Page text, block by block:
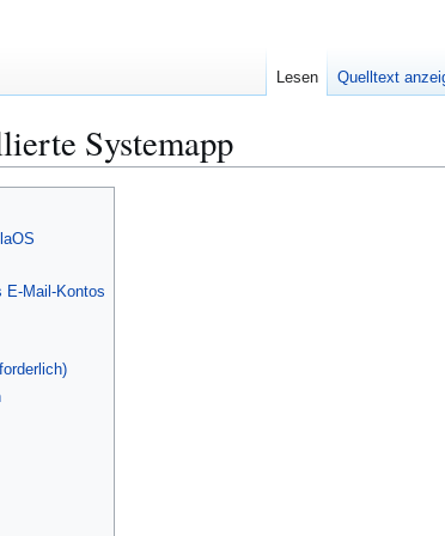
Systemapp
E-Mail-Kontos
Lesen Quelltext